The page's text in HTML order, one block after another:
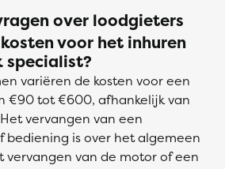
over loodgieters
voor het inhuren
specialist?
variëren de kosten voor een
€90 tot €600, afhankelijk van
vervangen van een
bediening is over het algemeen
vervangen van de motor of een